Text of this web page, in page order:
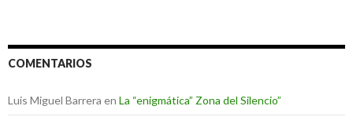
COMENTARIOS
Luis Miguel Barrera en La “enigmática” Zona del Silencio”